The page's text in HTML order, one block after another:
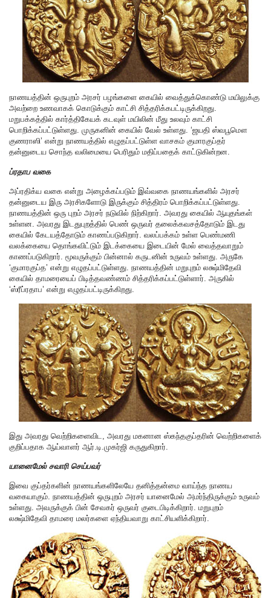
நாணயத்தின் ஒருபுறம் அரசர் பழங்களை கையில் வைத்துக்கொண்டு மயிலுக்கு
அவற்றை உணவாகக் கொடுக்கும் காட்சி சித்தரிக்கபட்டிருக்கிறது.
மறுபக்கத்தில் கார்த்திகேயக் கடவுள் மயிலின் மீது உலவும் காட்சி
பொறிக்கப்பட்டுள்ளது. முருகனின் கையில் வேல் உள்ளது. ‘ஜயதி ஸ்வபூமௌ
குணராஸி’ என்று நாணயத்தில் எழுதப்பட்டுள்ள வாசகம் குமாரகுப்தர்
தன்னுடைய சொந்த வலிமையை பெரிதும் மதிப்பதைக் காட்டுகின்றன.
ப்ரதாப வகை
அப்ரதிக்ய வகை என்று அழைக்கப்படும் இவ்வகை நாணயங்களில் அரசர்
தன்னுடைய இரு அரசிகளோடு இருக்கும் சித்திரம் பொறிக்கப்பட்டுள்ளது.
நாணயத்தின் ஒரு புறம் அரசர் நடுவில் நிற்கிறார். அவரது கையில் ஆயுதங்கள்
உள்ளன. அவரது இடதுபுறத்தில் பெண் ஒருவர் தலைக்கவசத்தோடும் இடது
கையில் கேடயத்தோடும் காணப்படுகிறார். வலப்பக்கம் உள்ள பெண்மணி
வலக்கையை தொங்கவிட்டும் இடக்கையை இடையின் மேல் வைத்தவாறும்
காணப்படுகிறார். மூவருக்கும் பின்னால் கருடனின் உருவம் உள்ளது. அருகே
‘குமாரகுப்த’ என்று எழுதப்பட்டுள்ளது. நாணயத்தின் மறுபுறம் லக்ஷ்மிதேவி
கையில் தாமரையைப் பிடித்தவண்ணம் சித்தரிக்கப்பட்டுள்ளார். அருகில்
‘ஸ்ரீப்ரதாப’ என்று எழுதப்பட்டிருக்கிறது.
இது அவரது வெற்றிகளைவிட, அவரது மகனான ஸ்கந்தகுப்தரின் வெற்றிகளைக்
குறிப்பதாக ஆய்வாளர் ஆர்.டி.முகர்ஜி கருதுகிறார்.
யானைமேல் சவாரி செய்பவர்
இவை குப்தர்களின் நாணயங்களிலேயே தனித்தன்மை வாய்ந்த நாணய
வகையாகும். நாணயத்தின் ஒருபுறம் அரசர் யானைமேல் அமர்ந்திருக்கும் உருவம்
உள்ளது. அவருக்குக் பின் சேவகர் ஒருவர் குடைபிடிக்கிறார். மறுபுறம்
லக்ஷ்மிதேவி தாமரை மலர்களை ஏந்தியவாறு காட்சியளிக்கிறார்.